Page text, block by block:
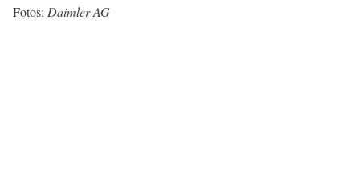
Fotos: Daimler AG